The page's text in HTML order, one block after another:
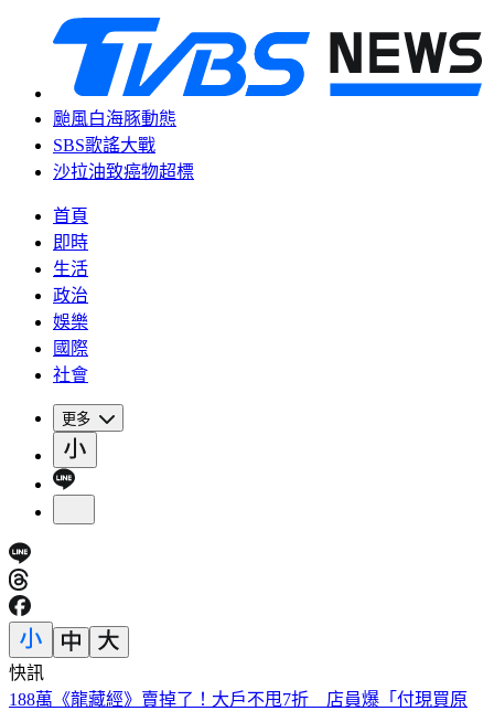
颱風白海豚動態
SBS歌謠大戰
沙拉油致癌物超標
首頁
即時
生活
政治
娛樂
國際
社會
更多
快訊
美股開盤／聯準會升息疑慮意外減緩！標普、那指「雙開高」